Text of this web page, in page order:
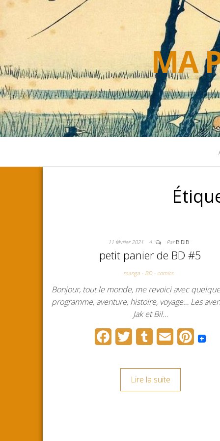
MA
11 février 2021 4 ParBIDIB
petit panier de BD #5
manga - BD - comics
Bonjour, tout le monde, me revoici avec
programme, aventure, histoire, voyage… Les
Jak et Bil…
i
m
a
P
Lire la suite